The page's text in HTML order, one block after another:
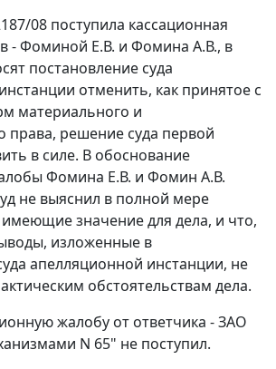
08 поступила кассационная
- Фоминой Е.В. и Фомина А.В., в
постановление суда
отменить, как принятое с
материального и
права, решение суда первой
в силе. В обоснование
Фомина Е.В. и Фомин А.В.
не выяснил в полной мере
имеющие значение для дела, и что,
изложенные в
апелляционной инстанции, не
обстоятельствам дела.
жалобу от ответчика - ЗАО
N 65" не поступил.